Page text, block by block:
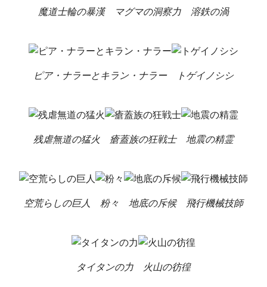
魔道士輪の暴漢 マグマの洞察力 溶鉄の渦
ピア・ナラーとキラン・ナラー トゲイノシシ
残虐無道の猛火 瘡蓋族の狂戦士 地震の精霊
空荒らしの巨人 粉々 地底の斥候 飛行機械技師
タイタンの力 火山の彷徨